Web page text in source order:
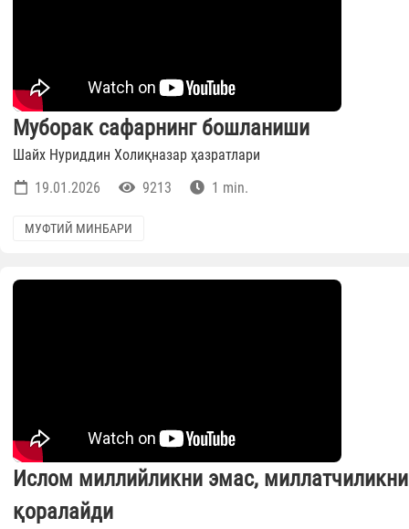
Муборак сафарнинг бошланиши
Шайх Нуриддин Холиқназар ҳазратлари
19.01.2026
9213 1 min.
МУФТИЙ МИНБАРИ
Ислом миллийликни эмас, миллатчиликни
қоралайди